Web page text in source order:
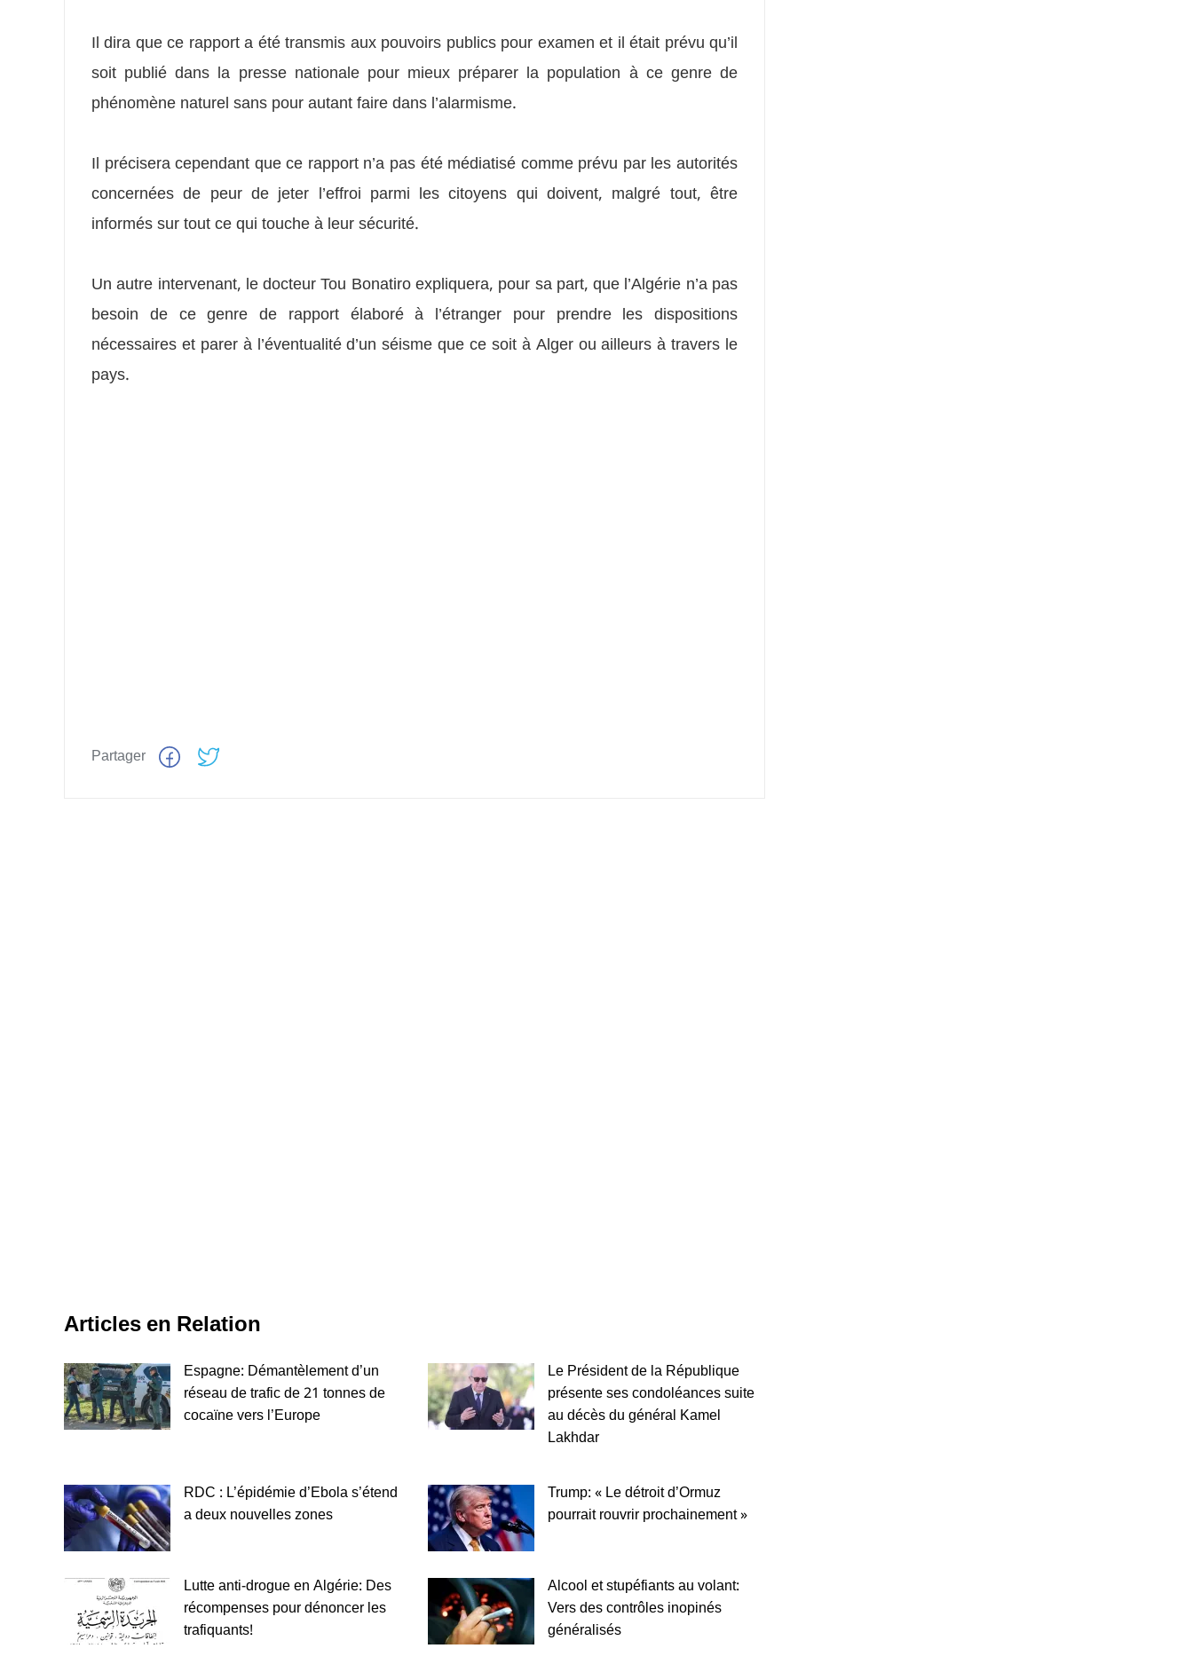
Il dira que ce rapport a été transmis aux pouvoirs publics pour examen et il était prévu qu’il
soit publié dans la presse nationale pour mieux préparer la population à ce genre de
phénomène naturel sans pour autant faire dans l’alarmisme.
Il précisera cependant que ce rapport n’a pas été médiatisé comme prévu par les autorités
concernées de peur de jeter l’effroi parmi les citoyens qui doivent, malgré tout, être
informés sur tout ce qui touche à leur sécurité.
Un autre intervenant, le docteur Tou Bonatiro expliquera, pour sa part, que l’Algérie n’a pas
besoin de ce genre de rapport élaboré à l’étranger pour prendre les dispositions
nécessaires et parer à l’éventualité d’un séisme que ce soit à Alger ou ailleurs à travers le
pays.
Partager
Articles en Relation
Espagne: Démantèlement d’un
réseau de trafic de 21 tonnes de
cocaïne vers l’Europe
Le Président de la République
présente ses condoléances suite
au décès du général Kamel
Lakhdar
RDC : L’épidémie d’Ebola s’étend
a deux nouvelles zones
Trump: « Le détroit d’Ormuz
pourrait rouvrir prochainement »
Lutte anti-drogue en Algérie: Des
récompenses pour dénoncer les
trafiquants!
Alcool et stupéfiants au volant:
Vers des contrôles inopinés
généralisés